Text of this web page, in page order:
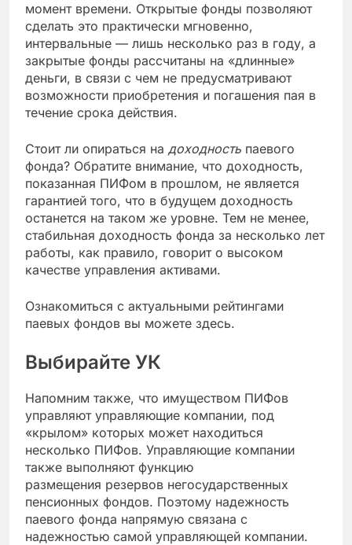
момент времени. Открытые фонды позволяют
сделать это практически мгновенно,
интервальные — лишь несколько раз в году, а
закрытые фонды рассчитаны на «длинные»
деньги, в связи с чем не предусматривают
возможности приобретения и погашения пая в
течение срока действия.
Стоит ли опираться на доходность паевого
фонда? Обратите внимание, что доходность,
показанная ПИФом в прошлом, не является
гарантией того, что в будущем доходность
останется на таком же уровне. Тем не менее,
стабильная доходность фонда за несколько лет
работы, как правило, говорит о высоком
качестве управления активами.
Ознакомиться с актуальными рейтингами
паевых фондов вы можете здесь.
Выбирайте УК
Напомним также, что имуществом ПИФов
управляют управляющие компании, под
«крылом» которых может находиться
несколько ПИФов. Управляющие компании
также выполняют функцию
размещения резервов негосударственных
пенсионных фондов. Поэтому надежность
паевого фонда напрямую связана с
надежностью самой управляющей компании.